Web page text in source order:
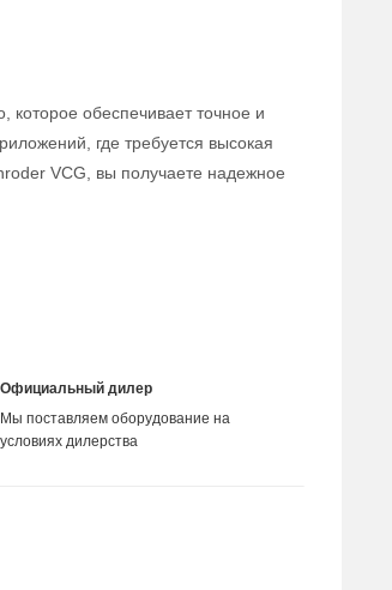
обеспечивает точное и
где требуется высокая
VCG, вы получаете надежное
Официальный дилер
Мы поставляем оборудование на
условиях дилерства